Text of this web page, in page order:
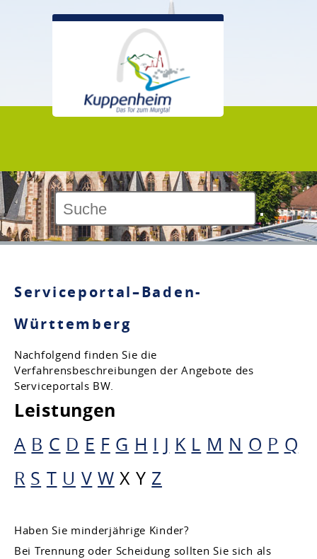
Serviceportal–Baden-
Württemberg
Nachfolgend finden Sie die
Verfahrensbeschreibungen der Angebote des
Serviceportals BW.
Leistungen
A B C D E F G H I J K L M N O P Q
R S T U V W X Y Z
Haben Sie minderjährige Kinder?
Bei Trennung oder Scheidung sollten Sie sich als